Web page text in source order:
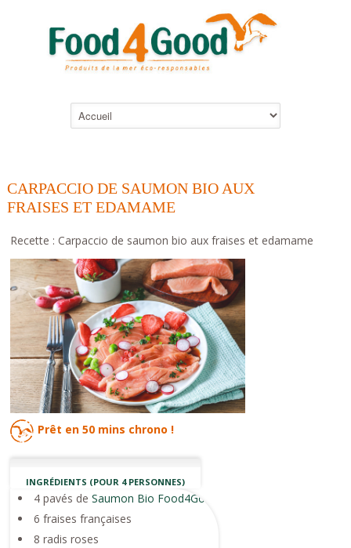
CARPACCIO DE SAUMON BIO AUX
FRAISES ET EDAMAME
Recette : Carpaccio de saumon bio aux fraises et edamame
Prêt en50 mins chrono !
INGRÉDIENTS (POUR 4 PERSONNES)
4 pavés deSaumon Bio Food4Good
6 fraises françaises
8 radis roses